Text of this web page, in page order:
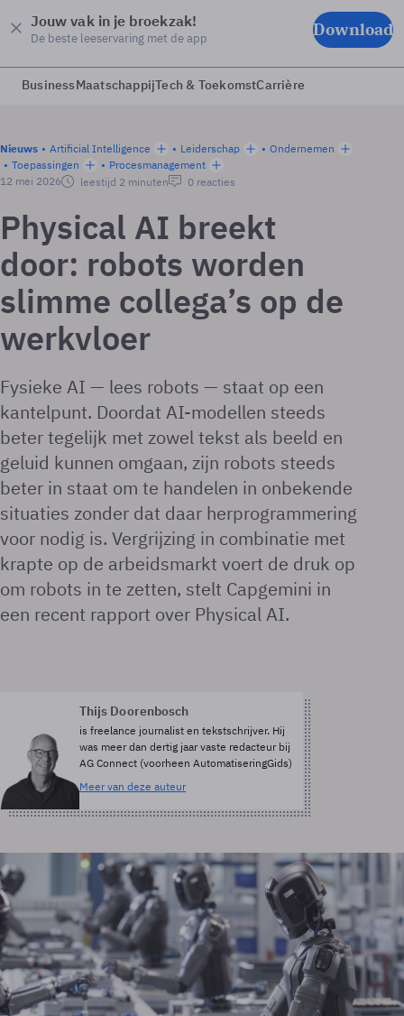
Jouw vak in je broekzak!
De beste leeservaring met de app Download
BusinessMaatschappijTech & ToekomstCarrière
Nieuws Artificial Intelligence Leiderschap
Ondernemen
Toepassingen
Procesmanagement
12 mei 2026
leestijd 2 minuten 0 reacties
Physical AI breekt
door: robots worden
slimme collega’s op de
werkvloer
Fysieke AI — lees robots — staat op een
kantelpunt. Doordat AI-modellen steeds
beter tegelijk met zowel tekst als beeld en
geluid kunnen omgaan, zijn robots steeds
beter in staat om te handelen in onbekende
situaties zonder dat daar herprogrammering
voor nodig is. Vergrijzing in combinatie met
krapte op de arbeidsmarkt voert de druk op
om robots in te zetten, stelt Capgemini in
een recent rapport over Physical AI.
Thijs Doorenbosch
is freelance journalist en tekstschrijver. Hij
was meer dan dertig jaar vaste redacteur bij
AG Connect (voorheen AutomatiseringGids)
Meer van deze auteur